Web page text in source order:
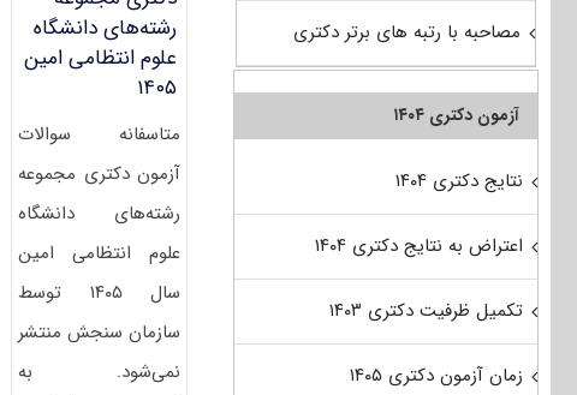
رشته‌های دانشگاه
علوم انتظامی امین
۱۴۰۵
متاسفانه سوالات
آزمون دکتری مجموعه
رشته‌های دانشگاه
علوم انتظامی امین
سال ۱۴۰۵ توسط
سازمان سنجش منتشر
نمی‌شود. به
مصاحبه با رتبه های برتر دکتری
آزمون دکتری ۱۴۰۴
نتایج دکتری ۱۴۰۴
اعتراض به نتایج دکتری ۱۴۰۴
تکمیل ظرفیت دکتری ۱۴۰۳
زمان آزمون دکتری ۱۴۰۵